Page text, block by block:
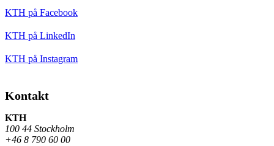
KTH på Facebook
KTH på LinkedIn
KTH på Instagram
Kontakt
KTH
100 44 Stockholm
+46 8 790 60 00